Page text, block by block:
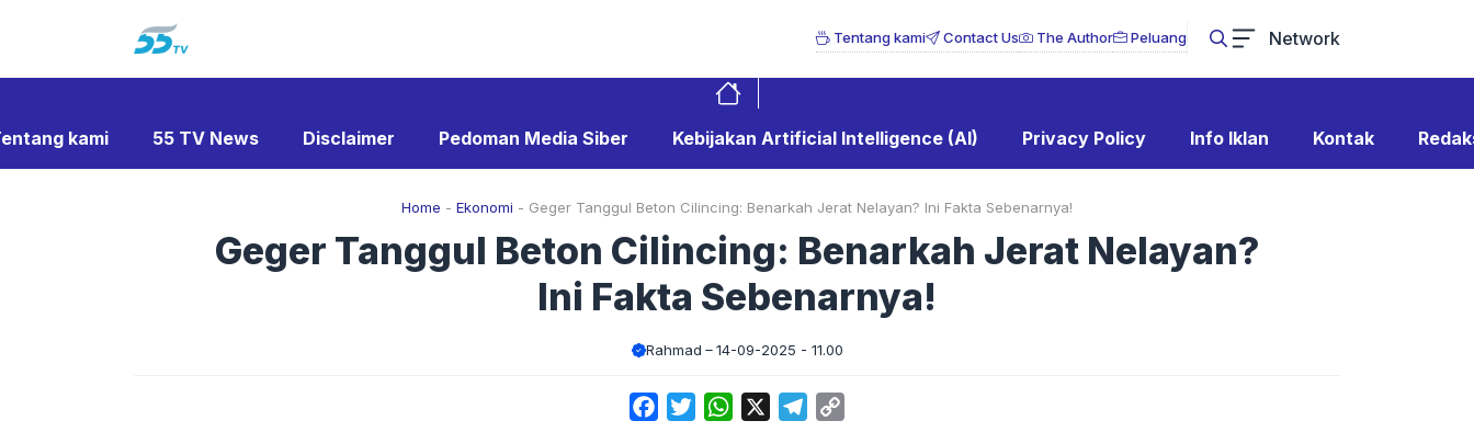
Tentang kami Contact Us The Author Peluang Network
kami 55 TV News Disclaimer Pedoman Media Siber Kebijakan Artificial Intelligence (AI) Privacy Policy Info Iklan Kontak
Home - Ekonomi - Geger Tanggul Beton Cilincing: Benarkah Jerat Nelayan? Ini Fakta Sebenarnya!
Geger Tanggul Beton Cilincing: Benarkah Jerat Nelayan?
Ini Fakta Sebenarnya!
Rahmad 14-09-2025 - 11.00
FacebookTwitterWhatsApp Telegram